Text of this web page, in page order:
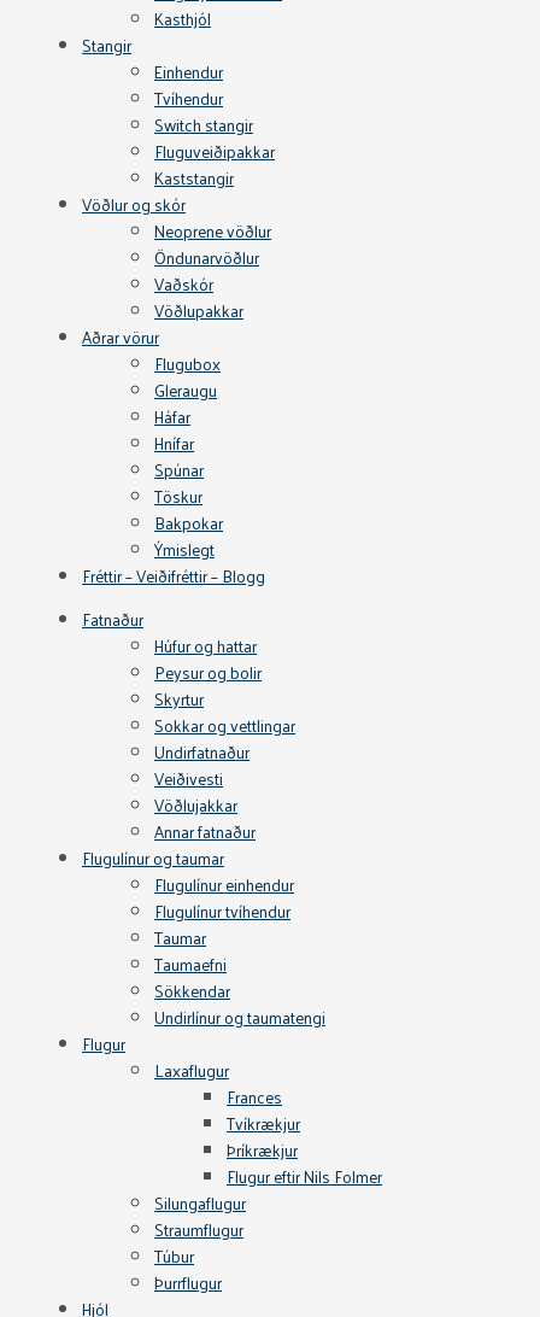
Kasthjól
Stangir
Einhendur
Tvíhendur
Switch stangir
Fluguveiðipakkar
Kaststangir
Vöðlur og skór
Neoprene vöðlur
Öndunarvöðlur
Vaðskór
Vöðlupakkar
Aðrar vörur
Flugubox
Gleraugu
Háfar
Hnífar
Spúnar
Töskur
Bakpokar
Ýmislegt
Fréttir – Veiðifréttir – Blogg
Fatnaður
Húfur og hattar
Peysur og bolir
Skyrtur
Sokkar og vettlingar
Undirfatnaður
Veiðivesti
Vöðlujakkar
Annar fatnaður
Flugulínur og taumar
Flugulínur einhendur
Flugulínur tvíhendur
Taumar
Taumaefni
Sökkendar
Undirlínur og taumatengi
Flugur
Laxaflugur
Frances
Tvíkrækjur
Þríkrækjur
Flugur eftir Nils Folmer
Silungaflugur
Straumflugur
Túbur
Þurrflugur
Hjól